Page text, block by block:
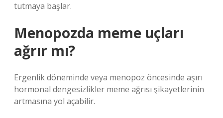
tutmaya başlar.
Menopozda meme uçları
ağrır mı?
Ergenlik döneminde veya menopoz öncesinde aşırı
hormonal dengesizlikler meme ağrısı şikayetlerinin
artmasına yol açabilir.